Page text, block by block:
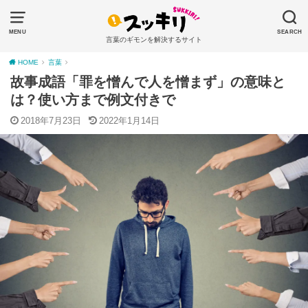
MENU SEARCH
言葉のギモンを解決するサイト
HOME 言葉
故事成語「罪を憎んで人を憎まず」の意味と
は？使い方まで例文付きで
2018年7月23日 2022年1月14日